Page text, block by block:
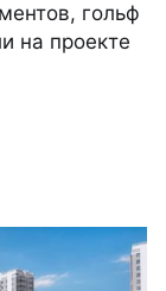
гольф
на проекте